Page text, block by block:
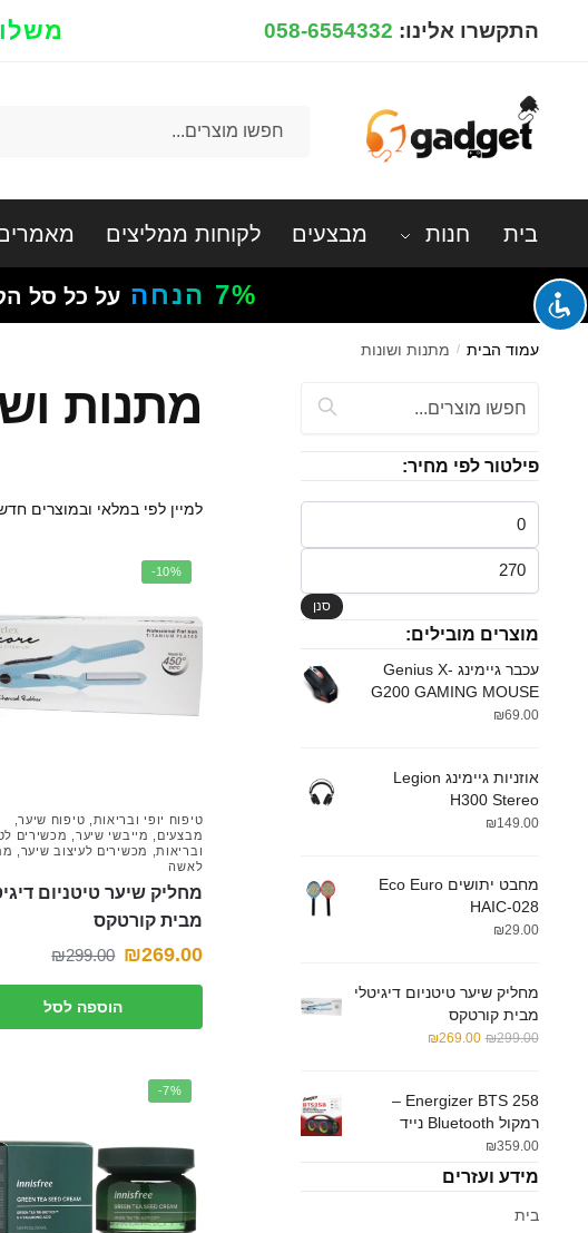
התקשרו אלינו: 058-6554332
בית חנות מבצעים לקוחות ממליצים
7% הנחה על כל סל
עמוד הבית / מתנות ושונות
מתנות
-10%
טיפוח יופי ובריאות טיפוח שיער,
מבצעים
מייבשי שיער
מכשירים
ובריאות, מכשירים לעיצוב שיער
לאשה
מחליק שיער טיטניום
מבית קורטקס
₪299.00
המחיר
היה:
₪269.00
המחיר
הוא:הוספה לסל
-7%
פילטור לפי מחיר:
מינימלי
מקסימלי
סנן
מוצרים מובילים:
עכבר גיימינג Genius X-
G200 GAMING MOUSE
₪69.00
אוזניות גיימינג Legion
H300 Stereo
₪149.00
מחבט יתושים Eco Euro
HAIC-028
₪29.00
מחליק שיער טיטניום דיגיטלי
מבית קורטקס
₪299.00
המחיר
₪299.00.
₪269.00
₪269.00.
Energizer BTS 258 –
רמקול Bluetooth נייד
₪359.00
מידע ועזרים
בית